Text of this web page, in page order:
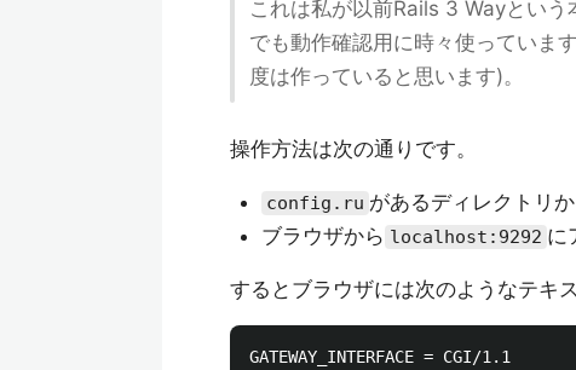
これは私が以前Rails 3 Wayとい
でも動作確認用に時々使っていま
度は作っていると思います)。
操作方法は次の通りです。
config.ru があるディレクトリ
ブラウザから localhost:9292 に
するとブラウザには次のようなテキ
GATEWAY_INTERFACE = CGI/1.1